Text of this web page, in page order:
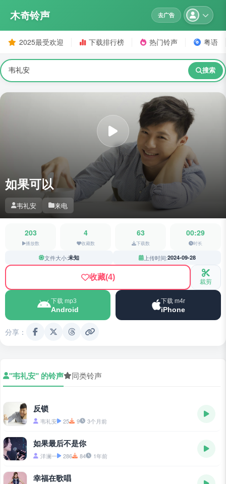
木奇铃声 去广告
2025最受欢迎 下载排行榜 热门铃声 粤语
搜索
如果可以
韦礼安 来电
203
播放数
4
收藏数
63
下载数
00:29
时长
文件大小:未知 上传时间:2024-09-28
收藏(4) 裁剪
下载 mp3
Android
下载 m4r
iPhone
分享：
"韦礼安" 的铃声 同类铃声
反锁
韦礼安 25 9 3个月前
如果最后不是你
洋澜一 286 84 1年前
幸福在歌唱